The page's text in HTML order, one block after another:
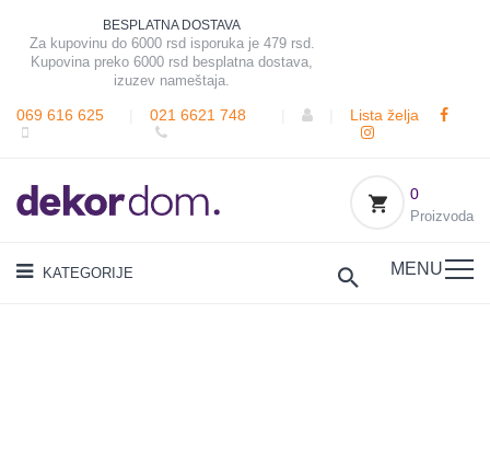
BESPLATNA DOSTAVA
Za kupovinu do 6000 rsd isporuka je 479 rsd.
Kupovina preko 6000 rsd besplatna dostava,
izuzev nameštaja.
069 616 625 021 6621 748 Lista želja
0
Proizvoda
KATEGORIJE MENU